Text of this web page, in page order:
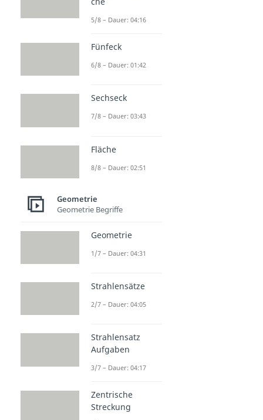
5/8 – Dauer: 04:16
Fünfeck
6/8 – Dauer: 01:42
Sechseck
7/8 – Dauer: 03:43
Fläche
8/8 – Dauer: 02:51
Geometrie
Geometrie Begriffe
Geometrie
1/7 – Dauer: 04:31
Strahlensätze
2/7 – Dauer: 04:05
Strahlensatz
Aufgaben
3/7 – Dauer: 04:17
Zentrische
Streckung